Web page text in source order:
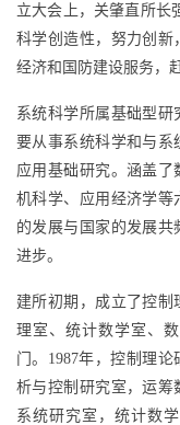
立大会上，关肇直所长
科学创造性，努力创新
经济和国防建设服务，
系统科学所属基础型
要从事系统科学和与系
应用基础研究。涵盖
机科学、应用经济学等
的发展与国家的发展
进步。
建所初期，成立了控
理室、统计数学室、
门。1987年，控制理
析与控制研究室，运筹
系统研究室，统计数